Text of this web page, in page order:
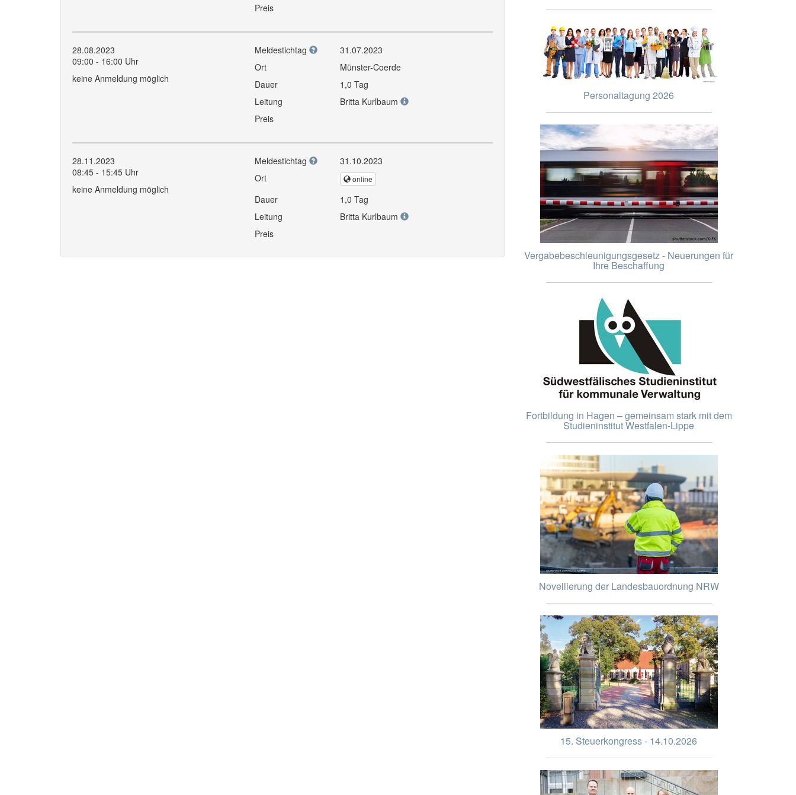
Preis
28.08.2023
09:00 - 16:00 Uhr
keine Anmeldung möglich
Meldestichtag
31.07.2023
Ort
Münster-Coerde
Dauer
1,0 Tag
Leitung
Britta Kurlbaum
Preis
28.11.2023
08:45 - 15:45 Uhr
keine Anmeldung möglich
Meldestichtag
31.10.2023
Ort
online
Dauer
1,0 Tag
Leitung
Britta Kurlbaum
Preis
Personaltagung 2026
Vergabebeschleunigungsgesetz - Neuerungen für
Ihre Beschaffung
Fortbildung in Hagen – gemeinsam stark mit dem
Studieninstitut Westfalen-Lippe
Novellierung der Landesbauordnung NRW
15. Steuerkongress - 14.10.2026